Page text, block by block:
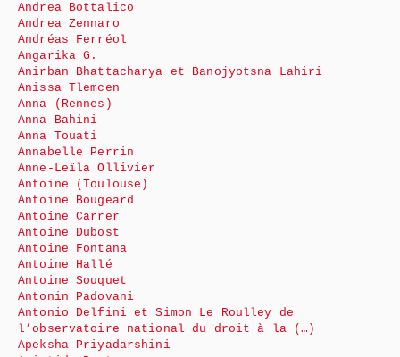
Andrea Bottalico
Andrea Zennaro
Andréas Ferréol
Angarika G.
Anirban Bhattacharya et Banojyotsna Lahiri
Anissa Tlemcen
Anna (Rennes)
Anna Bahini
Anna Touati
Annabelle Perrin
Anne-Leïla Ollivier
Antoine (Toulouse)
Antoine Bougeard
Antoine Carrer
Antoine Dubost
Antoine Fontana
Antoine Hallé
Antoine Souquet
Antonin Padovani
Antonio Delfini et Simon Le Roulley de
l’observatoire national du droit à la (…)
Apeksha Priyadarshini